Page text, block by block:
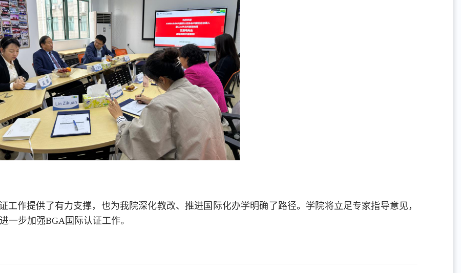
工作提供了有力支撑，也为我院深化教改、推进国际化办学明确了路径。学院将立足专家指导意见，
一步加强BGA国际认证工作。